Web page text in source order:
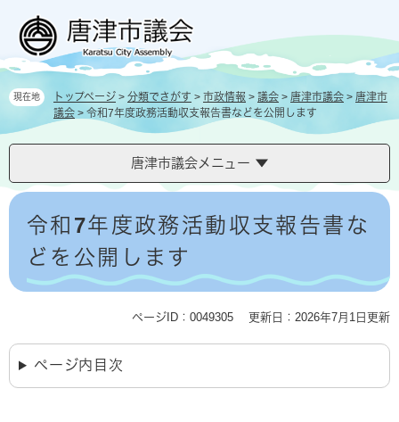
の
頭
ー
飛
本
文
現在地 トップページ > 分類でさがす > 市政情報 > 議会 > 唐津市議会 > 唐津市
議会 > 令和7年度政務活動収支報告書などを公開します
唐津市議会メニュー
本
令和7年度政務活動収支報告書な
どを公開します
ページID：0049305 更新日：2026年7月1日更新
ページ内目次